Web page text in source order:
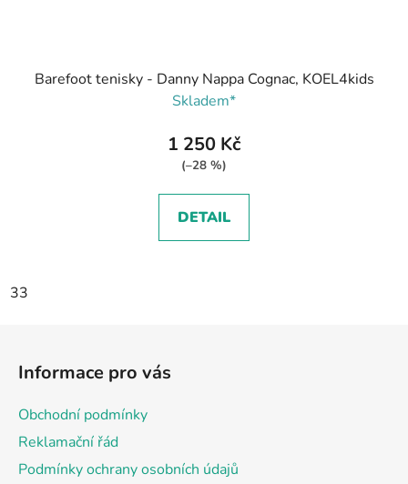
Barefoot tenisky - Danny Nappa Cognac, KOEL4kids
Skladem*
1 250 Kč
(–28 %)
DETAIL
33
Informace pro vás
Obchodní podmínky
Reklamační řád
Podmínky ochrany osobních údajů